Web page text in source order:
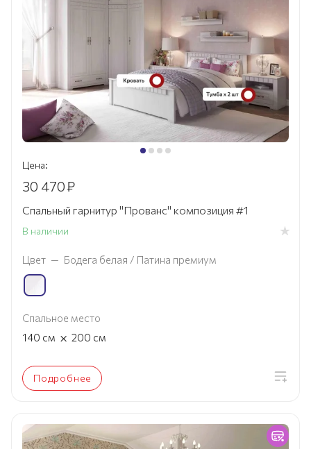
Цена:
30 470₽
Спальный гарнитур "Прованс" композиция #1
В наличии
Цвет — Бодега белая / Патина премиум
Спальное место
140 см × 200 см
Подробнее